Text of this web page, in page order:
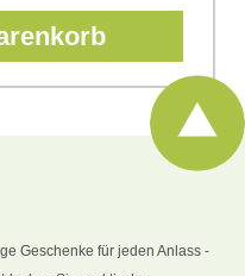
Geschenke für jeden Anlass -